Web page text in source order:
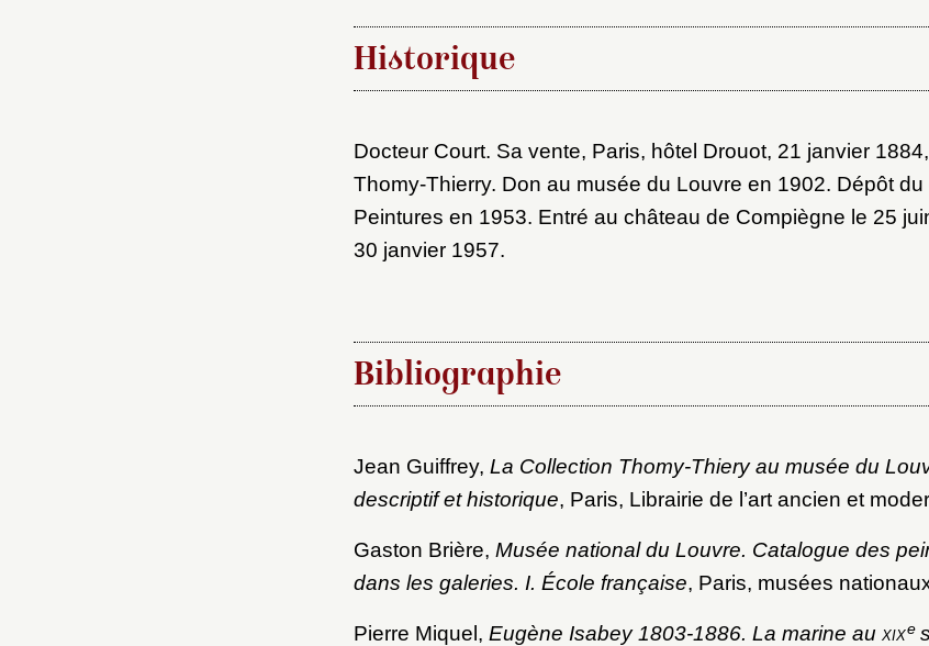
Historique
Docteur Court. Sa vente, Paris, hôtel Drouot, 21 janvier
Thomy-Thierry. Don au musée du Louvre en 1902. Dépôt
Peintures en 1953. Entré au château de Compiègne le 25
30 janvier 1957.
Bibliographie
Jean Guiffrey, La Collection Thomy-Thiery au musée du
descriptif et historique, Paris, Librairie de l’art ancien et
Gaston Brière, Musée national du Louvre. Catalogue des
dans les galeries. I. École française, Paris, musées
Pierre Miquel, Eugène Isabey 1803-1886. La marine au xixe
Nom du dossier
Valider
Créer et ajouter
Connexion
Mot de passe
Envoyer